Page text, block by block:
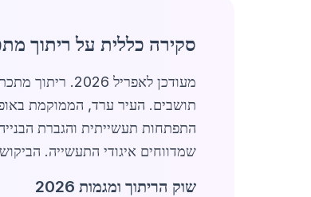
סקירה כללית על ריתוך
תושבים. העיר ערד, הממוקמת
שמדווחים איגודי התעשייה.
שוק הריתוך ומגמות 2026